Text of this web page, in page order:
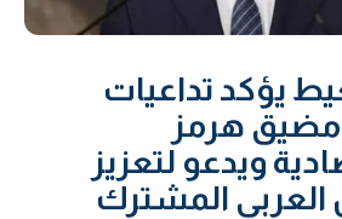
يؤكد تداعيات
مضيق هرمز
ويدعو لتعزيز
العربي المشترك